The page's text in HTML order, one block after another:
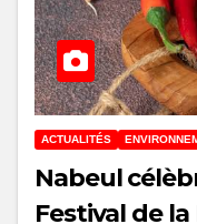
ACTUALITÉS
Nabeul
Festival de